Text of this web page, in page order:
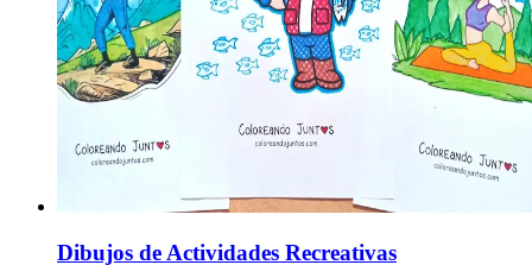
Dibujos de Actividades Recreativas